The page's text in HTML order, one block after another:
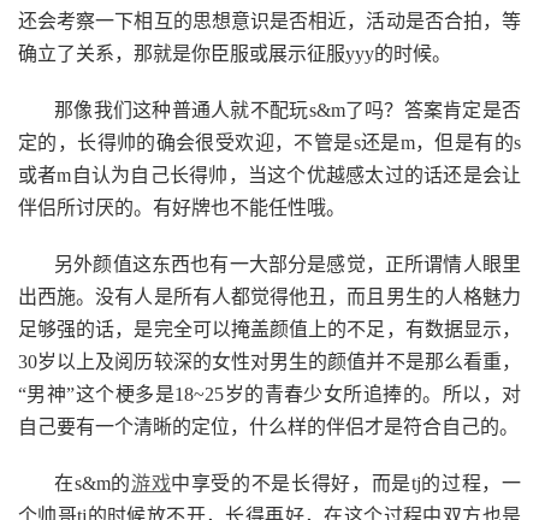
还会考察一下相互的思想意识是否相近，活动是否合拍，等
确立了关系，那就是你臣服或展示征服yyy的时候。
那像我们这种普通人就不配玩s&m了吗？答案肯定是否
定的，长得帅的确会很受欢迎，不管是s还是m，但是有的s
或者m自认为自己长得帅，当这个优越感太过的话还是会让
伴侣所讨厌的。有好牌也不能任性哦。
另外颜值这东西也有一大部分是感觉，正所谓情人眼里
出西施。没有人是所有人都觉得他丑，而且男生的人格魅力
足够强的话，是完全可以掩盖颜值上的不足，有数据显示，
30岁以上及阅历较深的女性对男生的颜值并不是那么看重，
“男神”这个梗多是18~25岁的青春少女所追捧的。所以，对
自己要有一个清晰的定位，什么样的伴侣才是符合自己的。
在s&m的游戏中享受的不是长得好，而是tj的过程，一
个帅哥tj的时候放不开，长得再好，在这个过程中双方也是